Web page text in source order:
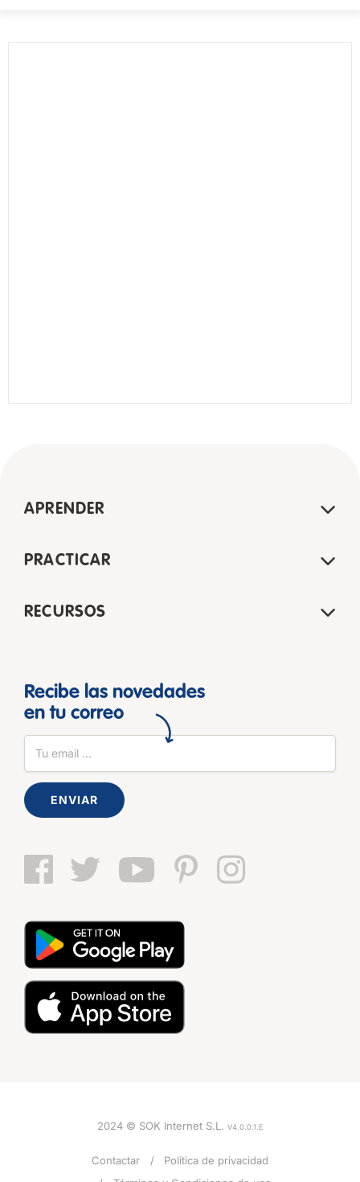
APRENDER
PRACTICAR
RECURSOS
Recibe las novedades
en tu correo
ENVIAR
2024 © SOK Internet S.L. V4.0.0.1.E
Contactar
Política de privacidad